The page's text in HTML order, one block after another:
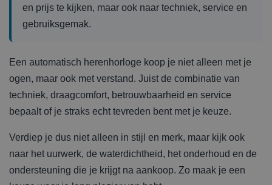
en prijs te kijken, maar ook naar techniek, service en
gebruiksgemak.
Een automatisch herenhorloge koop je niet alleen met je
ogen, maar ook met verstand. Juist de combinatie van
techniek, draagcomfort, betrouwbaarheid en service
bepaalt of je straks echt tevreden bent met je keuze.
Verdiep je dus niet alleen in stijl en merk, maar kijk ook
naar het uurwerk, de waterdichtheid, het onderhoud en de
ondersteuning die je krijgt na aankoop. Zo maak je een